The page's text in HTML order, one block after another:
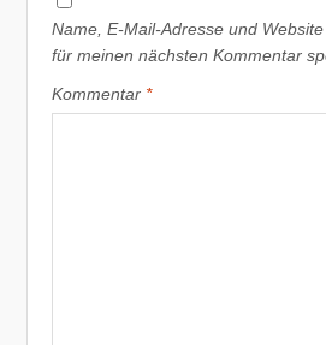
Name, E-Mail-Adresse und
für meinen nächsten Kommentar
Kommentar *